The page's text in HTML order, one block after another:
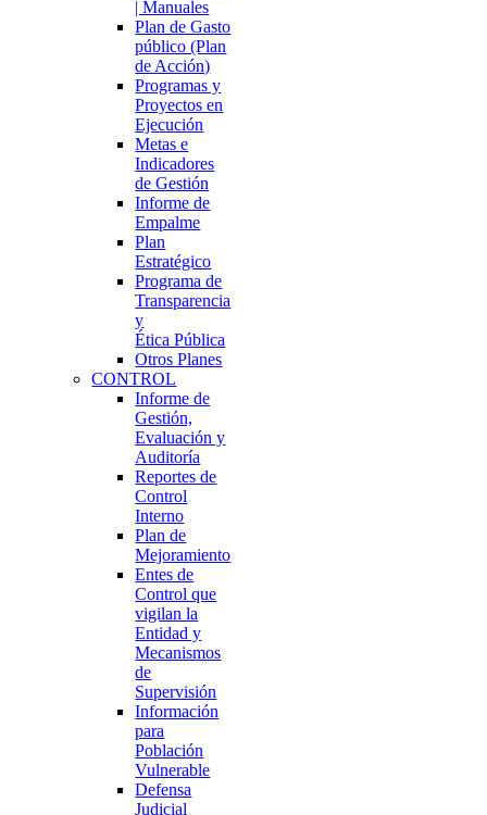
| Manuales
Plan de Gasto
público (Plan
de Acción)
Programas y
Proyectos en
Ejecución
Metas e
Indicadores
de Gestión
Informe de
Empalme
Plan
Estratégico
Programa de
Transparencia
y
Ética Pública
Otros Planes
CONTROL
Informe de
Gestión,
Evaluación y
Auditoría
Reportes de
Control
Interno
Plan de
Mejoramiento
Entes de
Control que
vigilan la
Entidad y
Mecanismos
de
Supervisión
Información
para
Población
Vulnerable
Defensa
Judicial